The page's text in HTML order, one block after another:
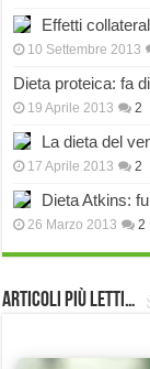
Effetti
10 Settembre 2013
Dieta proteica: fa
19 Aprile 2013 2
La dieta del
17 Aprile 2013 2
Dieta Atkins:
26 Marzo 2013 2
Articoli più Letti…